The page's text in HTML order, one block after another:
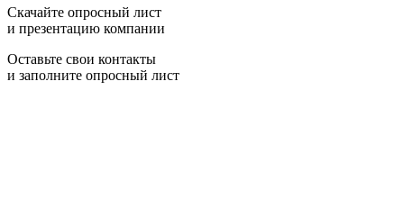
Скачайте опросный лист
и презентацию компании
Оставьте свои контакты
и заполните опросный лист